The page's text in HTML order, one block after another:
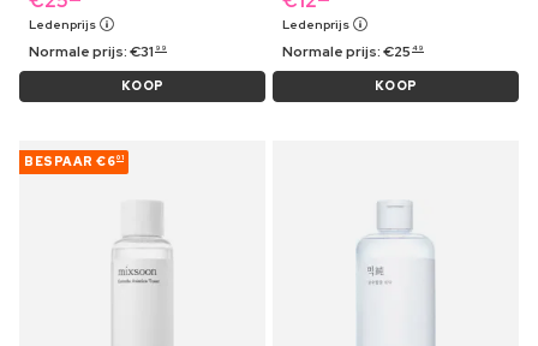
Ledenprijs
Normale prijs:€31 99
KOOP
Ledenprijs
Normale prijs:€25 49
KOOP
BESPAAR €601